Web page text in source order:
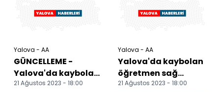
Yalova - AA
GÜNCELLEME -
Yalova'da kaybolan
öğretmen bulundu
21 Ağustos 2023 - 18:00
Yalova - AA
Yalova'da kaybolan
öğretmen sağ
bulundu
21 Ağustos 2023 - 18:00